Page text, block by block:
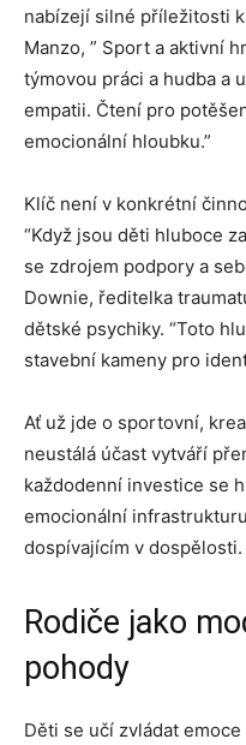
nabízejí silné příležitosti
Manzo, ” Sport a aktivní
týmovou práci a hudba a
empatii. Čtení pro
emocionální hloubku.”
Klíč není v konkrétní
“Když jsou děti hluboce
se zdrojem podpory a
Downie, ředitelka
dětské psychiky. “Toto
stavební kameny pro
Ať už jde o sportovní,
neustálá účast vytváří
každodenní investice se
emocionální
dospívajícím v dospělosti.
Rodiče jako
pohody
Děti se učí zvládat